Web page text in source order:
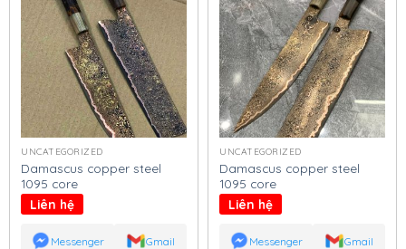
UNCATEGORIZED
Damascus copper steel
1095 core
Liên hệ
Messenger Gmail
UNCATEGORIZED
Damascus copper steel
1095 core
Liên hệ
Messenger Gmail